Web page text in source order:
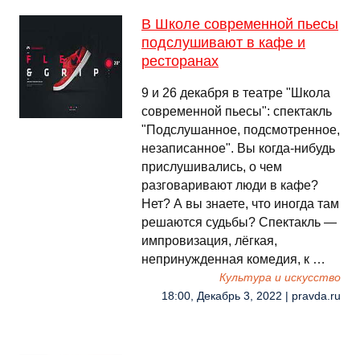
В Школе современной пьесы
подслушивают в кафе и
ресторанах
9 и 26 декабря в театре "Школа
современной пьесы": спектакль
"Подслушанное, подсмотренное,
незаписанное". Вы когда-нибудь
прислушивались, о чем
разговаривают люди в кафе?
Нет? А вы знаете, что иногда там
решаются судьбы? Спектакль —
импровизация, лёгкая,
непринужденная комедия, к …
Культура и искусство
18:00, Декабрь 3, 2022 | pravda.ru